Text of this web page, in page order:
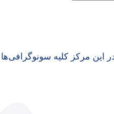
مرکز کلیه سونوگرافی‌ها